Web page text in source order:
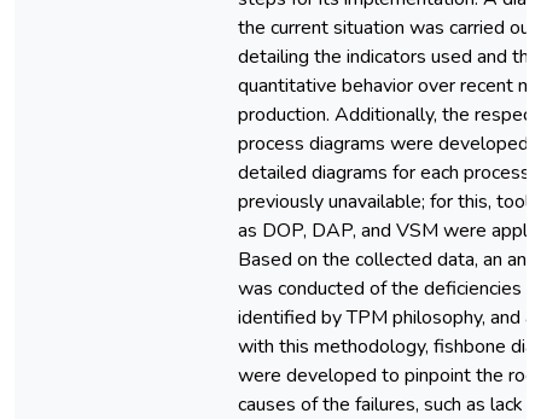
the current situation was carried out,
detailing the indicators used and
quantitative behavior over recent
production. Additionally, the
process diagrams were developed,
detailed diagrams for each process
previously unavailable; for this,
as DOP, DAP, and VSM were
Based on the collected data, an
was conducted of the deficiencies
identified by TPM philosophy, and
with this methodology, fishbone
were developed to pinpoint the
causes of the failures, such as lack